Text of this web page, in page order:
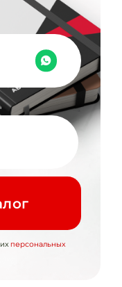
персональных